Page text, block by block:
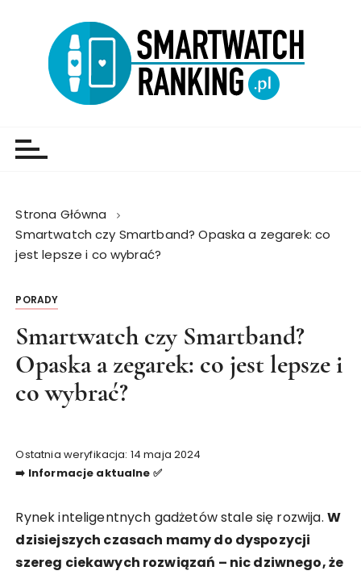
Strona Główna
Smartwatch czy Smartband? Opaska a zegarek: co
jest lepsze i co wybrać?
PORADY
Smartwatch czy Smartband?
Opaska a zegarek: co jest lepsze i
co wybrać?
Ostatnia weryfikacja: 14 maja 2024
➡️ Informacje aktualne ✅
Rynek inteligentnych gadżetów stale się rozwija. W
dzisiejszych czasach mamy do dyspozycji
szereg ciekawych rozwiązań – nic dziwnego, że